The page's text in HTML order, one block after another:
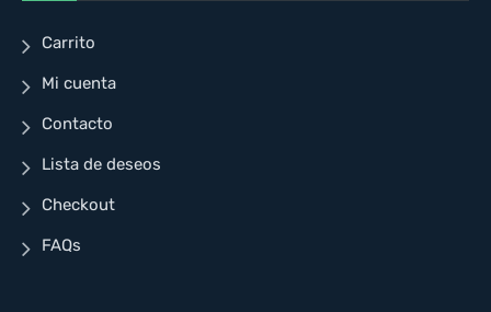
Carrito
Mi cuenta
Contacto
Lista de deseos
Checkout
FAQs